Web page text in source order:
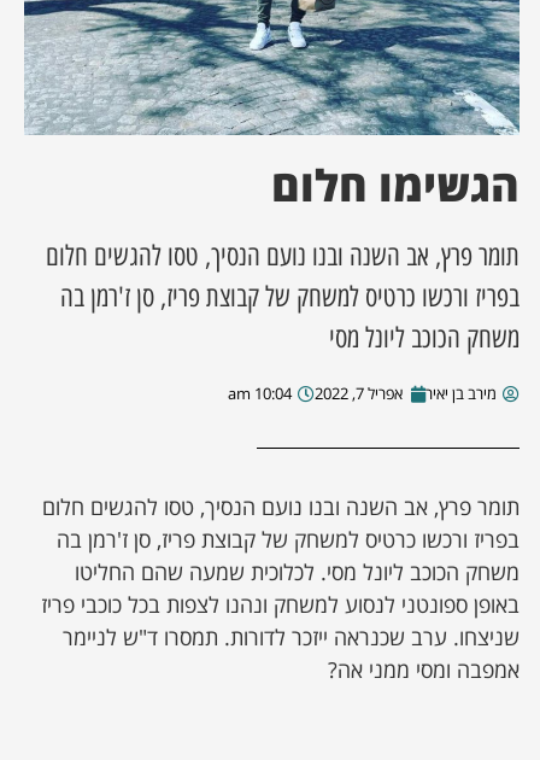
מסע מלחמה
השבוע
מקומית
עסקים
הגשימו חלום
תומר פרץ, אב השנה ובנו נועם הנסיך, טסו להגשים חלום
בפריז ורכשו כרטיס למשחק של קבוצת פריז, סן ז'רמן בה
משחק הכוכב ליונל מסי
מירב בן יאיר אפריל 7, 2022 10:04 am
תומר פרץ, אב השנה ובנו נועם הנסיך, טסו להגשים חלום
בפריז ורכשו כרטיס למשחק של קבוצת פריז, סן ז'רמן בה
משחק הכוכב ליונל מסי. לכלוכית שמעה שהם החליטו
באופן ספונטני לנסוע למשחק ונהנו לצפות בכל כוכבי פריז
שניצחו. ערב שכנראה ייזכר לדורות. תמסרו ד"ש לניימר
אמפבה ומסי ממני אה?